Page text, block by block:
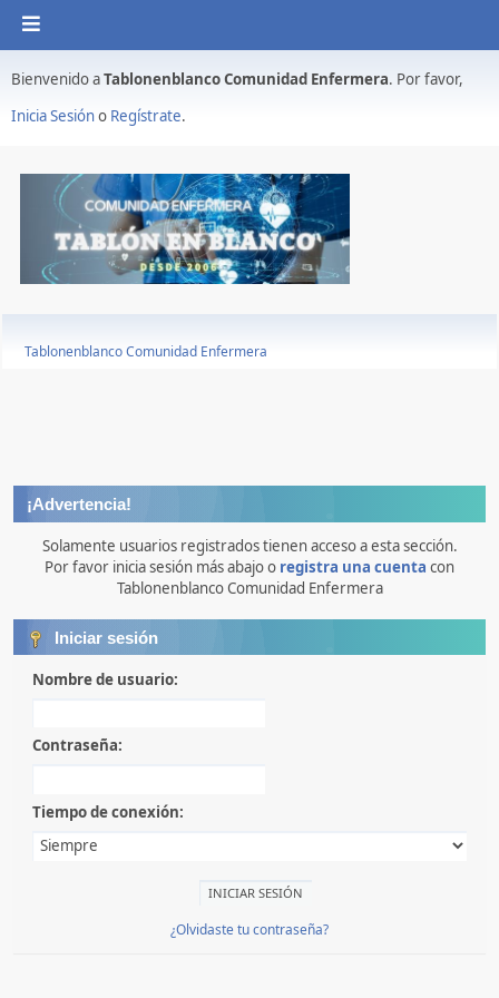
Bienvenido aTablonenblanco Comunidad Enfermera. Por favor,
Inicia Sesióno Regístrate.
Tablonenblanco Comunidad Enfermera
¡Advertencia!
Solamente usuarios registrados tienen acceso a esta sección.
Por favor inicia sesión más abajo o registra una cuenta con
Tablonenblanco Comunidad Enfermera
Iniciar sesión
Nombre de usuario:
Contraseña:
Tiempo de conexión:
¿Olvidaste tu contraseña?